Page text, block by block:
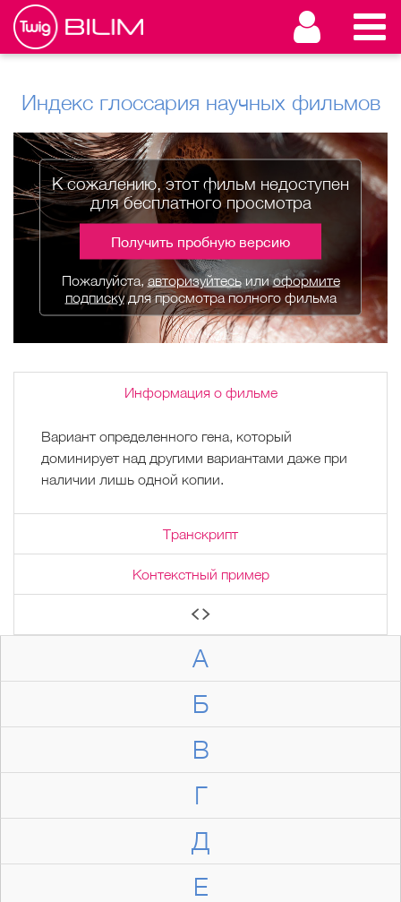
Индекс глоссария научных фильмов
А
Б
В
Г
Д
Е
К сожалению, этот фильм недоступен
для бесплатного просмотра
Получить пробную версию
Пожалуйста,авторизуйтесьилиоформите
подпискудля просмотра полного фильма
Информация о фильме
Вариант определенного гена, который
доминирует над другими вариантами даже при
наличии лишь одной копии.
Транскрипт
Контекстный пример